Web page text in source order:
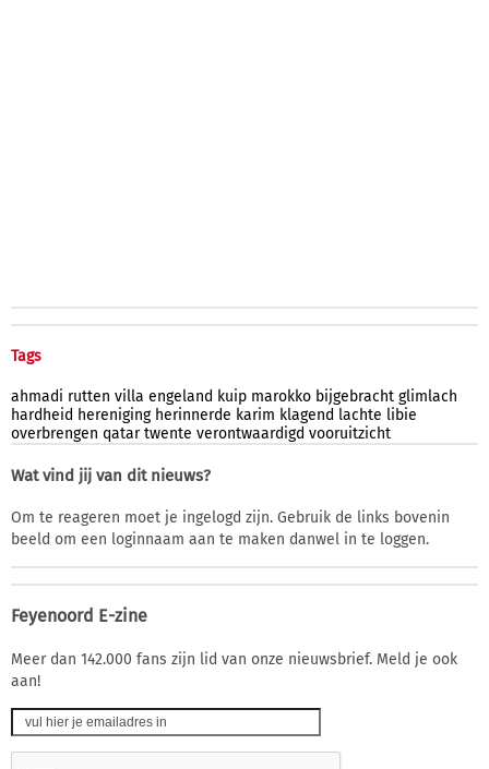
Tags
ahmadi rutten villa engeland kuip marokko bijgebracht glimlach
hardheid hereniging herinnerde karim klagend lachte libie
overbrengen qatar twente verontwaardigd vooruitzicht
Wat vind jij van dit nieuws?
Om te reageren moet je ingelogd zijn. Gebruik de links bovenin
beeld om een loginnaam aan te maken danwel in te loggen.
Feyenoord E-zine
Meer dan 142.000 fans zijn lid van onze nieuwsbrief. Meld je ook
aan!